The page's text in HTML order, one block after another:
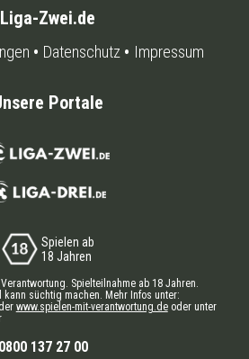
Liga-Zwei.de
Datenschutz Impressum
Portale
Spielen ab
18 Jahren
Spielteilnahme ab 18 Jahren.
kann süchtig machen. Mehr Infos unter:
www.spielen-mit-verantwortung.deoder unter
137 27 00